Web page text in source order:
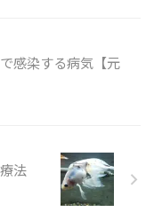
感染する病気【元
法